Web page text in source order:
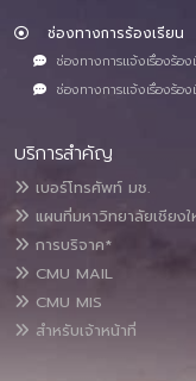
ช่องทางการร้องเรียน
ช่องทางการแจ้งเรื่องร้อ
ช่องทางการแจ้งเรื่องร้อ
บริการสำคัญ
เบอร์โทรศัพท์ มช.
แผนที่มหาวิทยาลัยเชียงใ
การบริจาค*
CMU MAIL
CMU MIS
สำหรับเจ้าหน้าที่